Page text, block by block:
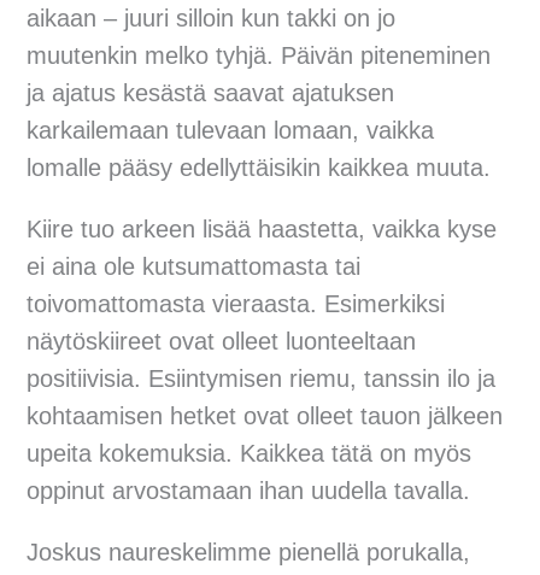
aikaan – juuri silloin kun takki on jo
muutenkin melko tyhjä. Päivän piteneminen
ja ajatus kesästä saavat ajatuksen
karkailemaan tulevaan lomaan, vaikka
lomalle pääsy edellyttäisikin kaikkea muuta.
Kiire tuo arkeen lisää haastetta, vaikka kyse
ei aina ole kutsumattomasta tai
toivomattomasta vieraasta. Esimerkiksi
näytöskiireet ovat olleet luonteeltaan
positiivisia. Esiintymisen riemu, tanssin ilo ja
kohtaamisen hetket ovat olleet tauon jälkeen
upeita kokemuksia. Kaikkea tätä on myös
oppinut arvostamaan ihan uudella tavalla.
Joskus naureskelimme pienellä porukalla,